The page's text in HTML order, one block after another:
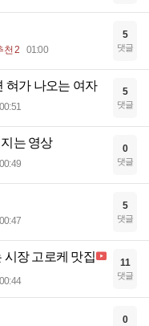
천 2 01:00
5
댓글
혀가 나오는 여자
00:51
5
댓글
는 영상
00:49
0
댓글
00:47
5
댓글
시장 고로케 맛집
00:44
11
댓글
0